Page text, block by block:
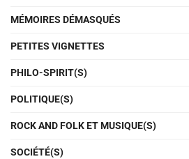
MÉMOIRES DÉMASQUÉS
PETITES VIGNETTES
PHILO-SPIRIT(S)
POLITIQUE(S)
ROCK AND FOLK ET MUSIQUE(S)
SOCIÉTÉ(S)